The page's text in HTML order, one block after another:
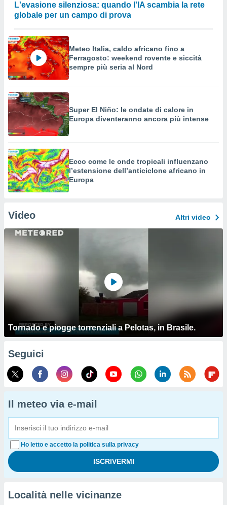
L'evasione silenziosa: quando l'IA scambia la rete
globale per un campo di prova
Meteo Italia, caldo africano fino a
Ferragosto: weekend rovente e siccità
sempre più seria al Nord
Super El Niño: le ondate di calore in
Europa diventeranno ancora più intense
Ecco come le onde tropicali influenzano
l’estensione dell’anticiclone africano in
Europa
Video Altri video
Tornado e piogge torrenziali a Pelotas, in Brasile.
Seguici
Il meteo via e-mail
Ho letto e accetto la politica sulla privacy
Località nelle vicinanze